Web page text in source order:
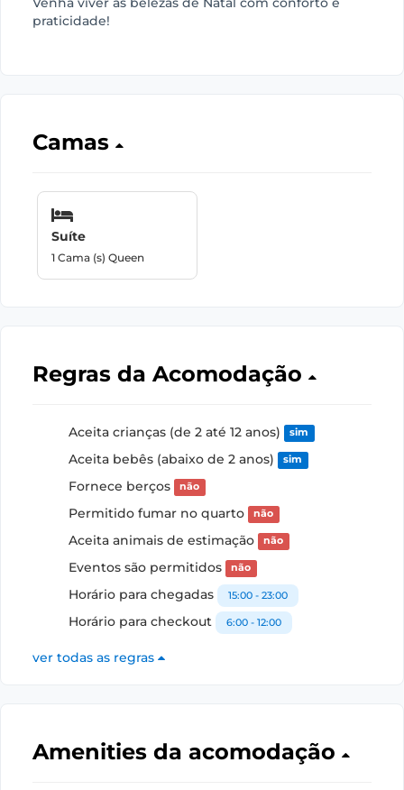
praticidade!
Camas
Suíte
1 Cama (s) Queen
Regras da Acomodação
Aceita crianças (de 2 até 12 anos) sim
Aceita bebês (abaixo de 2 anos) sim
Fornece berços não
Permitido fumar no quarto não
Aceita animais de estimação não
Eventos são permitidos não
Horário para chegadas 15:00 - 23:00
Horário para checkout 6:00 - 12:00
ver todas as regras
Amenities da acomodação